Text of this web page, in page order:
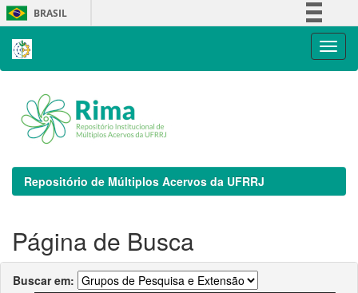
Skip
navigation
BRASIL
Repositório de Múltiplos Acervos da UFRRJ
Página de Busca
Buscar em: